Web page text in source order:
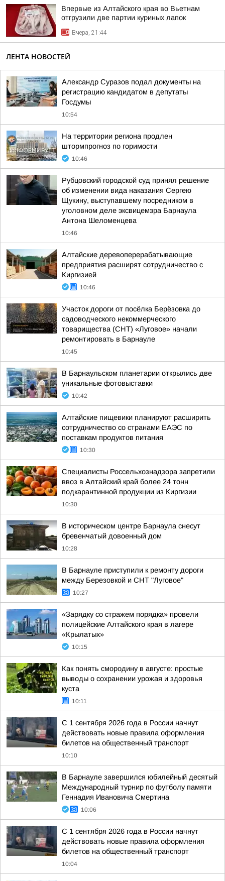
Впервые из Алтайского края во Вьетнам
отгрузили две партии куриных лапок
Вчера, 21:44
ЛЕНТА НОВОСТЕЙ
Александр Суразов подал документы на
регистрацию кандидатом в депутаты
Госдумы
10:54
На территории региона продлен
штормпрогноз по горимости
10:46
Рубцовский городской суд принял решение
об изменении вида наказания Сергею
Щукину, выступавшему посредником в
уголовном деле эксвицемэра Барнаула
Антона Шеломенцева
10:46
Алтайские деревоперерабатывающие
предприятия расширят сотрудничество с
Киргизией
10:46
Участок дороги от посёлка Берёзовка до
садоводческого некоммерческого
товарищества (СНТ) «Луговое» начали
ремонтировать в Барнауле
10:45
В Барнаульском планетарии открылись две
уникальные фотовыставки
10:42
Алтайские пищевики планируют расширить
сотрудничество со странами ЕАЭС по
поставкам продуктов питания
10:30
Специалисты Россельхознадзора запретили
ввоз в Алтайский край более 24 тонн
подкарантинной продукции из Киргизии
10:30
В историческом центре Барнаула снесут
бревенчатый довоенный дом
10:28
В Барнауле приступили к ремонту дороги
между Березовкой и СНТ "Луговое"
10:27
«Зарядку со стражем порядка» провели
полицейские Алтайского края в лагере
«Крылатых»
10:15
Как понять смородину в августе: простые
выводы о сохранении урожая и здоровья
куста
10:11
С 1 сентября 2026 года в России начнут
действовать новые правила оформления
билетов на общественный транспорт
10:10
В Барнауле завершился юбилейный десятый
Международный турнир по футболу памяти
Геннадия Ивановича Смертина
10:06
С 1 сентября 2026 года в России начнут
действовать новые правила оформления
билетов на общественный транспорт
10:04